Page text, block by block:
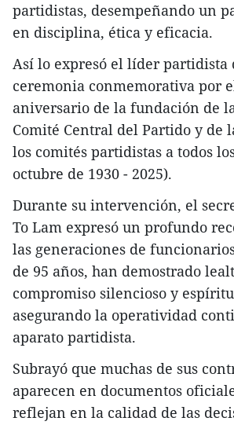
partidistas, desempeñando un
en disciplina, ética y eficacia.
Así lo expresó el líder partidista
ceremonia conmemorativa por
aniversario de la fundación de
Comité Central del Partido y de
los comités partidistas a todos
octubre de 1930 - 2025).
Durante su intervención, el
To Lam expresó un profundo
las generaciones de
de 95 años, han demostrado
compromiso silencioso y
asegurando la operatividad
aparato partidista.
Subrayó que muchas de sus
aparecen en documentos
reflejan en la calidad de las